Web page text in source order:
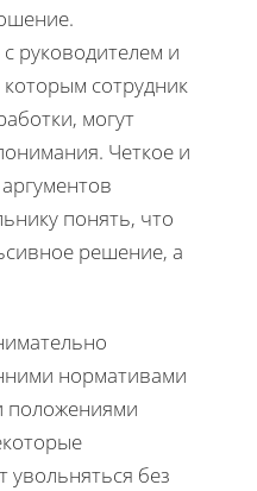
руководителем и
сотрудник
могут
Четкое и
понять, что
решение, а
нормативами
положениями
увольняться без